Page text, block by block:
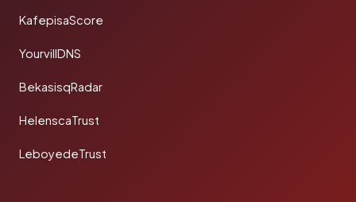
KafepisaScore
YourvillDNS
BekasisqRadar
HelenscaTrust
LeboyedeTrust